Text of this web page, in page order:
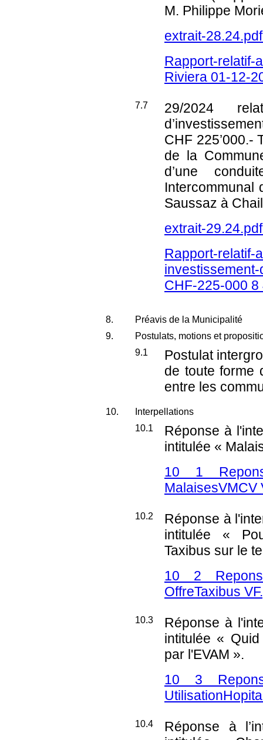
M. Philippe
extrait-
Rapport-relatif-
Riviera 01-12-
7.7 29/2024
CHF 225’000.-
de la
d’une
Intercommunal
Saussaz à
extrait-
Rapport-relatif-
CHF-225-000
8.
Préavis de la Municipalité
9.
Postulats, motions et
9.1
Postulat
de toute forme
entre les
10.
Interpellations
10.1
Réponse à
intitulée «
10 1
MalaisesVMCV
10.2
Réponse à
intitulée «
Taxibus sur le
10 2
OffreTaxibus
10.3
Réponse à
intitulée «
par l'EVAM ».
10 3
10.4
Réponse à